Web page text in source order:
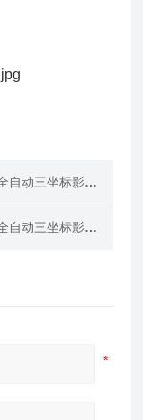
三坐标影像仪
三坐标影像仪